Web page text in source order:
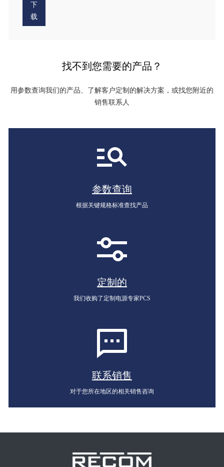
下
载
找不到您需要的产品？
用参数查询我们的产品、了解客户定制的解决方案，或找您附近的
销售联系人
参数查询
根据关键规格标准查找产品
定制的
我们收购了定制电源专家PCS
联系销售
对于您所在地区的相关销售咨询